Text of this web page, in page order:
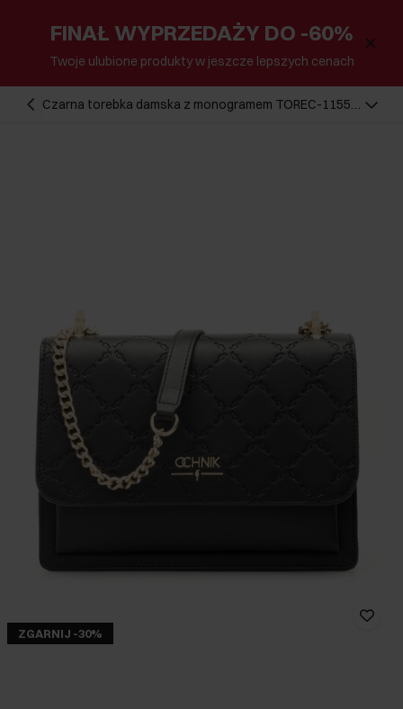
FINAŁ WYPRZEDAŻY DO -60%
Twoje ulubione produkty w jeszcze lepszych cenach
Czarna torebka damska z monogramem TOREC-1155-
ZGARNIJ -30%